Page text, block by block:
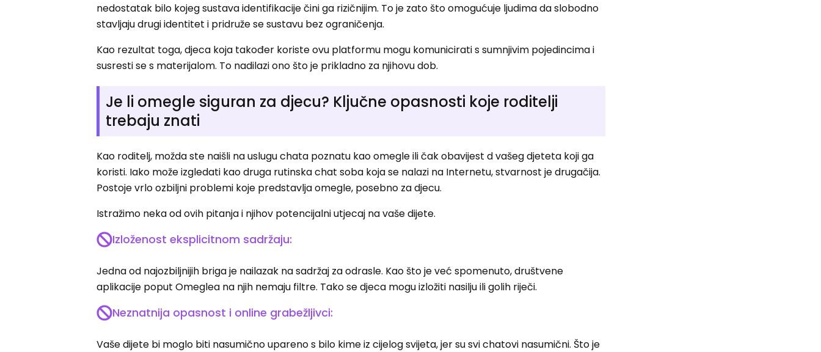
nedostatak bilo kojeg sustava identifikacije čini ga rizičnijim. To je zato što omogućuje ljudima da slobodno
stavljaju drugi identitet i pridruže se sustavu bez ograničenja.
Kao rezultat toga, djeca koja također koriste ovu platformu mogu komunicirati s sumnjivim pojedincima i
susresti se s materijalom. To nadilazi ono što je prikladno za njihovu dob.
Je li omegle siguran za djecu? Ključne opasnosti koje roditelji
trebaju znati
Kao roditelj, možda ste naišli na uslugu chata poznatu kao omegle ili čak obavijest d vašeg djeteta koji ga
koristi. Iako može izgledati kao druga rutinska chat soba koja se nalazi na Internetu, stvarnost je drugačija.
Postoje vrlo ozbiljni problemi koje predstavlja omegle, posebno za djecu.
Istražimo neka od ovih pitanja i njihov potencijalni utjecaj na vaše dijete.
Izloženost eksplicitnom sadržaju:
Jedna od najozbiljnijih briga je nailazak na sadržaj za odrasle. Kao što je već spomenuto, društvene
aplikacije poput Omeglea na njih nemaju filtre. Tako se djeca mogu izložiti nasilju ili golih riječi.
Neznatnija opasnost i online grabežljivci:
Vaše dijete bi moglo biti nasumično upareno s bilo kime iz cijelog svijeta, jer su svi chatovi nasumični. Što je